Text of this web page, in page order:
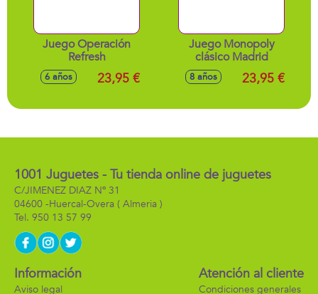
Juego Operación
Refresh
6 años 23,95 €
Juego Monopoly
clásico Madrid
8 años 23,95 €
1001 Juguetes - Tu tienda online de juguetes
C/JIMENEZ DIAZ Nº 31
04600 -Huercal-Overa ( Almeria )
950 13 57 99
Información
Aviso legal
Atención al cliente
Condiciones generales